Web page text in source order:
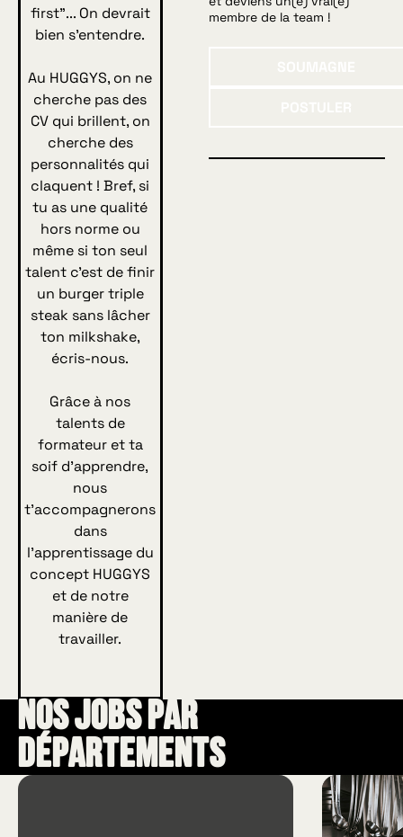
first”... On devrait
bien s’entendre.
Au HUGGYS, on ne
cherche pas des
CV qui brillent, on
cherche des
personnalités qui
claquent ! Bref, si
tu as une qualité
hors norme ou
même si ton seul
talent c’est de finir
un burger triple
steak sans lâcher
ton milkshake,
écris-nous.
Grâce à nos
talents de
formateur et ta
soif d’apprendre,
nous
t’accompagnerons
dans
l’apprentissage du
concept HUGGYS
et de notre
manière de
travailler.
membre de la team !
Nos jobs par
départements